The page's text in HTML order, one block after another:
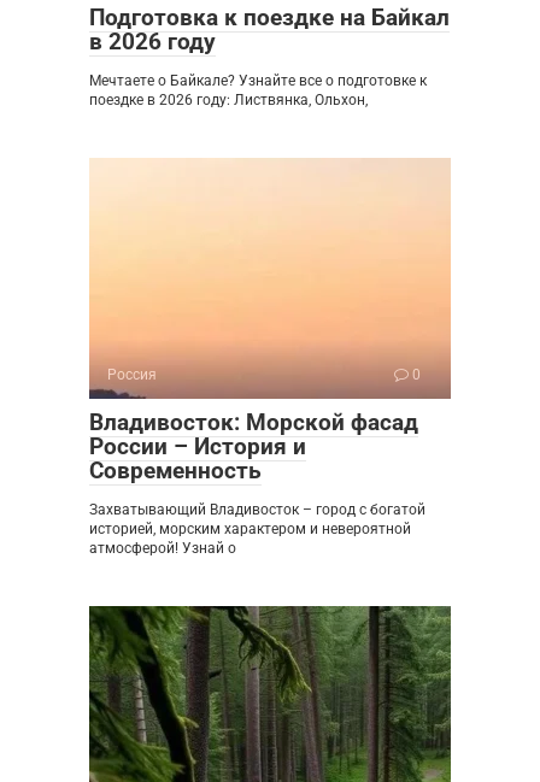
Подготовка к поездке на Байкал
в 2026 году
Мечтаете о Байкале? Узнайте все о подготовке к
поездке в 2026 году: Листвянка, Ольхон,
Россия 0
Владивосток: Морской фасад
России – История и
Современность
Захватывающий Владивосток – город с богатой
историей, морским характером и невероятной
атмосферой! Узнай о